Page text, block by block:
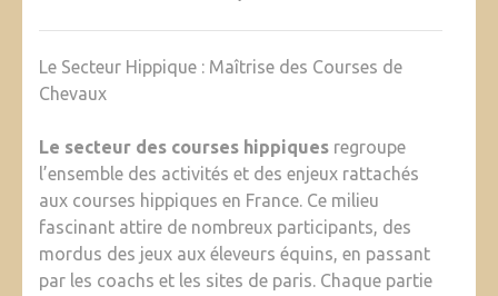
Le Secteur Hippique : Maîtrise des Courses de
Chevaux
Le secteur des courses hippiques regroupe
l’ensemble des activités et des enjeux rattachés
aux courses hippiques en France. Ce milieu
fascinant attire de nombreux participants, des
mordus des jeux aux éleveurs équins, en passant
par les coachs et les sites de paris. Chaque partie